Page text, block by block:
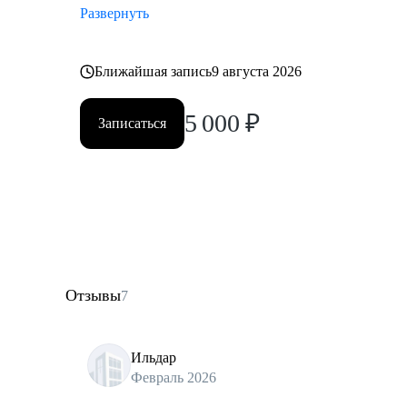
Развернуть
Ближайшая запись9 августа 2026
Записаться 5 000 ₽
Отзывы7
Ильдар
Февраль 2026